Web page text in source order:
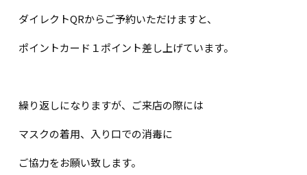
ダイレクトQRからご予約いただけますと、
ポイントカード１ポイント差し上げています。
繰り返しになりますが、ご来店の際には
マスクの着用、入り口での消毒に
ご協力をお願い致します。